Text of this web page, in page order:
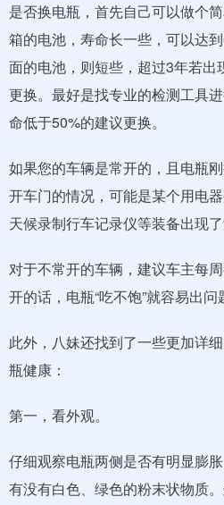
是否换电瓶，首先自己可以做个
箱的电池，寿命长一些，可以达
面的电池，则短些，超过3年若
更换。最好是找专业的检测工具
命低于50%的建议更换。
如果您的车辆是常开的，且电瓶
开车门的情况，可能是某个用电
天候录制行车记录仪等装备出现了
对于不常开的车辆，建议车主每
开的话，电瓶“吃不饱”就容易出问
此外，八妹还找到了一些更加详
瓶健康：
第一，看外观。
仔细观察电瓶两侧是否有明显膨
有没有白色、绿色的粉末状物质